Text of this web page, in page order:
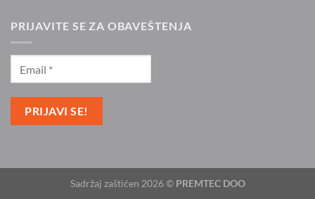
PRIJAVITE SE ZA OBAVEŠTENJA
Sadržaj zaštićen 2026 © PREMTEC DOO